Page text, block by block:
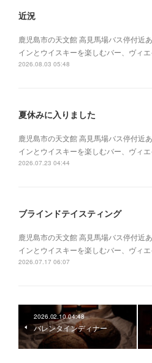
近況
鹿児島市の天文館 高見馬場バス停付近
インとウイスキーを楽しむバー、ヴィエ
2026.08.03 05:48
夏休みに入りました
鹿児島市の天文館 高見馬場バス停付近
インとウイスキーを楽しむバー、ヴィエ
2026.07.23 04:44
ブラインドテイスティング
鹿児島市の天文館 高見馬場バス停付近
インとウイスキーを楽しむバー、ヴィエ
2026.07.17 06:07
2026.02.10 04:48
バレンタインディナー